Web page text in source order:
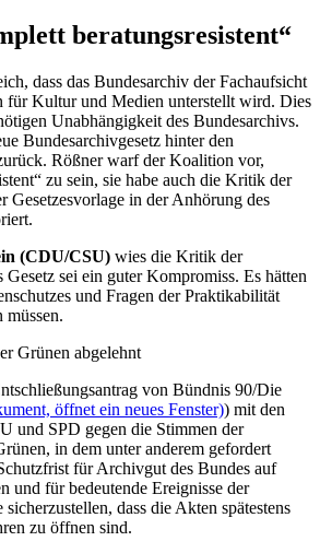
beratungsresistent“
dass das Bundesarchiv der Fachaufsicht
für Kultur und Medien unterstellt wird. Dies
Unabhängigkeit des Bundesarchivs.
Bundesarchivgesetz hinter den
Rößner warf der Koalition vor,
zu sein, sie habe auch die Kritik der
Gesetzesvorlage in der Anhörung des
(CDU/CSU) wies die Kritik der
sei ein guter Kompromiss. Es hätten
und Fragen der Praktikabilität
müssen.
Grünen abgelehnt
von Bündnis 90/Die
öffnet ein neues Fenster)) mit den
und SPD gegen die Stimmen der
in dem unter anderem gefordert
für Archivgut des Bundes auf
und für bedeutende Ereignisse der
dass die Akten spätestens
zu öffnen sind.